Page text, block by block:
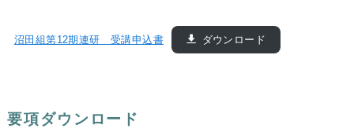
沼田組第12期連研 受講申込書 ダウンロード
要項ダウンロード